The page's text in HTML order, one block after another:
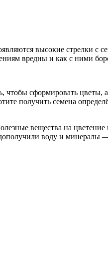
высокие стрелки с
вредны и как с ними
сформировать цветы,
получить семена
вещества на
воду и минералы